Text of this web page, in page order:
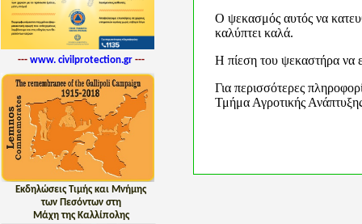
--- www. civilprotection.gr---
Εκδηλώσεις Τιμής και Μνήμης
των Πεσόντων στη
Μάχη της Καλλίπολης
Ο ψεκασμός αυτός να
καλύπτει καλά.
Η πίεση του ψεκαστήρα να
Για περισσότερες
Τμήμα Αγροτικής